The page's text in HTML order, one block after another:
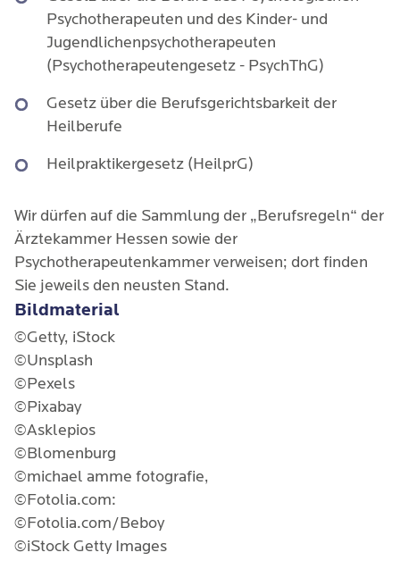
Psychotherapeuten und des Kinder- und
Jugendlichenpsychotherapeuten
(Psychotherapeutengesetz - PsychThG)
Gesetz über die Berufsgerichtsbarkeit der
Heilberufe
Heilpraktikergesetz (HeilprG)
Wir dürfen auf die Sammlung der „Berufsregeln“ der
Ärztekammer Hessen sowie der
Psychotherapeutenkammer verweisen; dort finden
Sie jeweils den neusten Stand.
Bildmaterial
©Getty, iStock
©Unsplash
©Pexels
©Pixabay
©Asklepios
©Blomenburg
©michael amme fotografie,
©Fotolia.com:
©Fotolia.com/Beboy
©iStock Getty Images